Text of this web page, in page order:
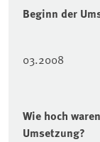
Beginn der
03.2008
Wie hoch
Umsetzung?